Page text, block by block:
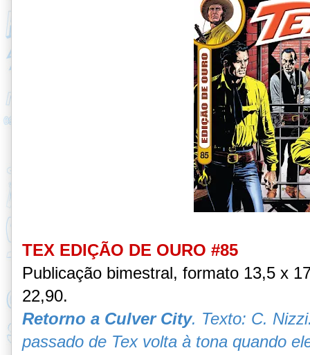
TEX EDIÇÃO DE OURO #85
Publicação bimestral, formato 13,5 x
22,90.
Retorno a Culver City. Texto: C.
passado de Tex volta à tona quando